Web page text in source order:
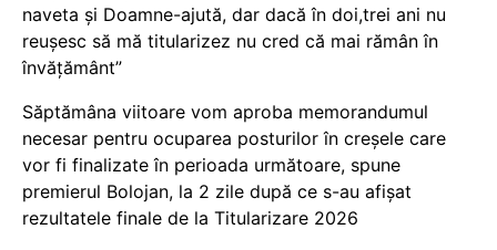
naveta și Doamne-ajută, dar dacă în doi,trei ani nu
reușesc să mă titularizez nu cred că mai rămân în
învățământ”
Săptămâna viitoare vom aproba memorandumul
necesar pentru ocuparea posturilor în creșele care
vor fi finalizate în perioada următoare, spune
premierul Bolojan, la 2 zile după ce s-au afișat
rezultatele finale de la Titularizare 2026